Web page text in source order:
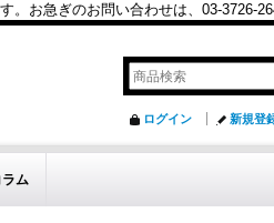
お急ぎのお問い合わせは、03-3726-
ログイン 新規登
ラム